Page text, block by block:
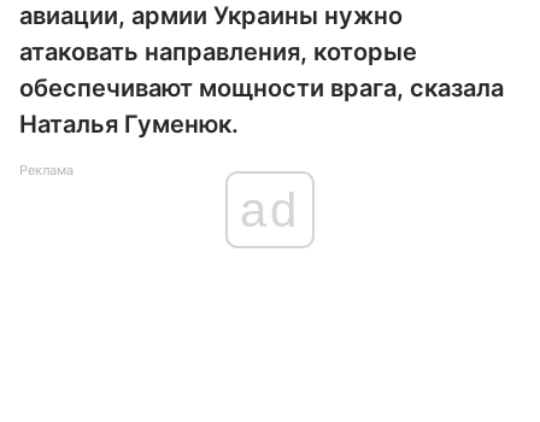
авиации, армии Украины нужно
атаковать направления, которые
обеспечивают мощности врага, сказала
Наталья Гуменюк.
Реклама
ad